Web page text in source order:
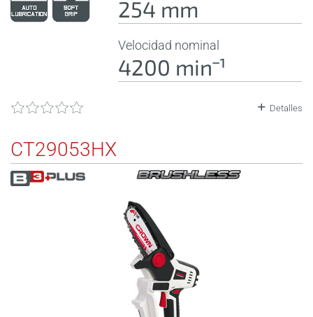
254 mm
Velocidad nominal
4200 minˉ¹
Detalles
CT29053HX